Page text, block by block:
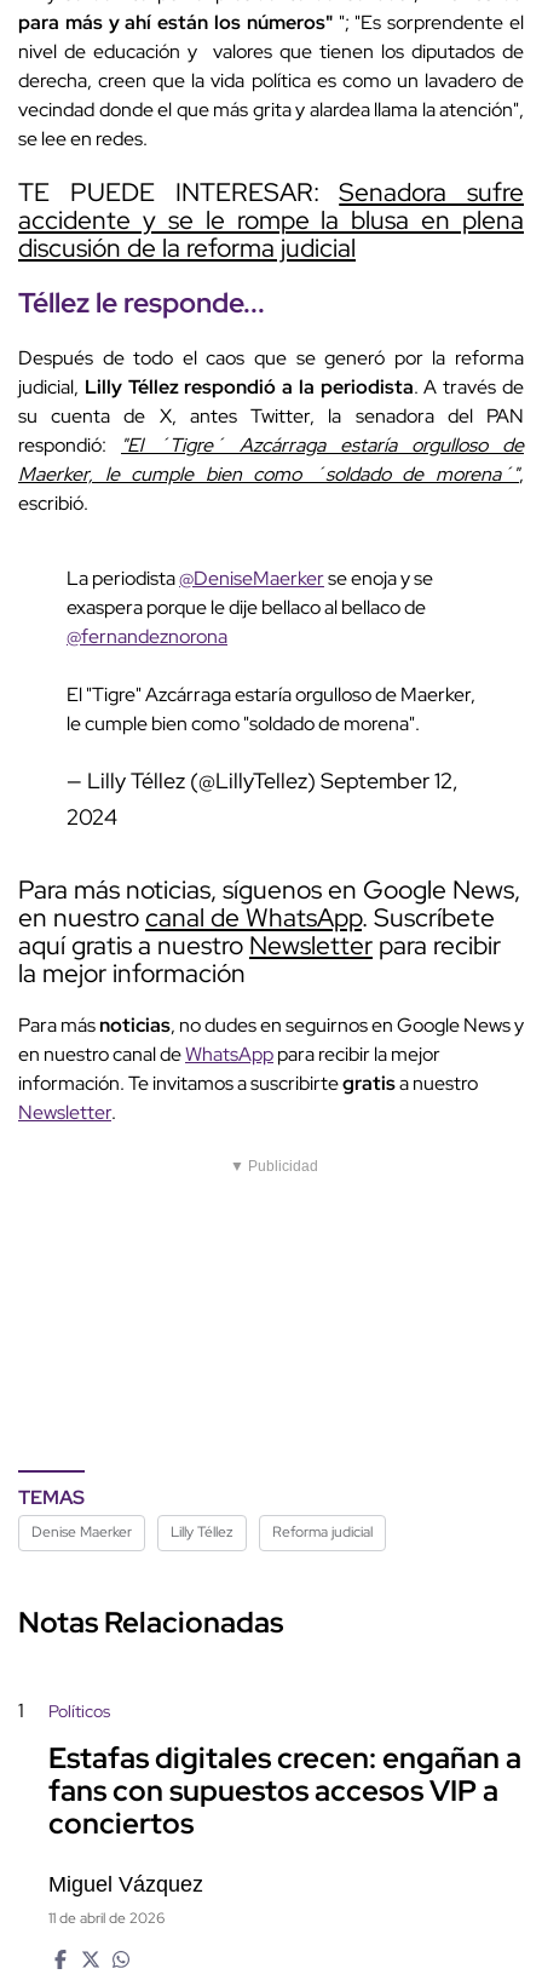
para más y ahí están los números""; "Es sorprendente el
nivel de educación y valores que tienen los diputados de
derecha, creen que la vida política es como un lavadero de
vecindad donde el que más grita y alardea llama la atención",
se lee en redes.
TE PUEDE INTERESAR:Senadora sufre
accidente y se le rompe la blusa en plena
discusión de la reforma judicial
Téllez le responde...
Después de todo el caos que se generó por la reforma
judicial, Lilly Téllez respondió a la periodista. A través de
su cuenta de X, antes Twitter, la senadora del PAN
respondió:
"El ´Tigre´ Azcárraga estaría orgulloso de
Maerker, le cumple bien como ´soldado de morena´",
escribió.
La periodista@DeniseMaerkerse enoja y se
exaspera porque le dije bellaco al bellaco de
@fernandeznorona
El "Tigre" Azcárraga estaría orgulloso de Maerker,
le cumple bien como "soldado de morena".
— Lilly Téllez (@LillyTellez) September 12,
2024
Para más noticias, síguenos en Google News,
en nuestrocanal de WhatsApp. Suscríbete
aquí gratis a nuestro Newsletter para recibir
la mejor información
Para másnoticias, no dudes en seguirnos en Google News y
en nuestro canal deWhatsApppara recibir la mejor
información. Te invitamos a suscribirtegratisa nuestro
Newsletter.
▼ Publicidad
TEMAS
Denise Maerker Lilly Téllez Reforma judicial
Notas Relacionadas
1 Políticos
Estafas digitales crecen: engañan a
fans con supuestos accesos VIP a
conciertos
Miguel Vázquez
11 de abril de 2026